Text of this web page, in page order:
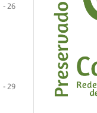
- 26
- 29